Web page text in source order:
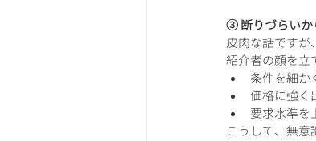
③ 断りづらいか
皮肉な話ですが
紹介者の顔を立
条件を細か
価格に強く
要求水準を
こうして、無意